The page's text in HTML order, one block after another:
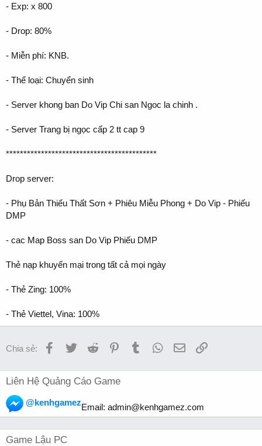
- Exp: x 800
- Drop: 80%
- Miễn phí: KNB.
- Thể loại: Chuyển sinh
- Server khong ban Do Vip Chi san Ngoc la chinh .
- Server Trang bị ngọc cấp 2 tt cap 9
*******************************************
Drop server:
- Phụ Bản Thiếu Thất Sơn + Phiêu Miễu Phong + Do Vip - Phiếu
DMP
- cac Map Boss san Do Vip Phiếu DMP
Thẻ nạp khuyến mại trong tất cả mọi ngày
- Thẻ Zing: 100%
- Thẻ Viettel, Vina: 100%
Chia sẻ: Facebook
TwitterReddit PinterestTumblrWhatsApp
EmailLink
Liên Hệ Quảng Cáo Game
@kenhgamezEmail: admin@kenhgamez.com
Game Lậu PC